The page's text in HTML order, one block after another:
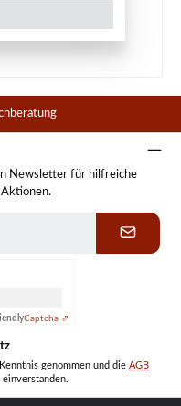
Newsletter für hilfreiche
Aktionen.
Captcha ⇗
genommen und die AGB